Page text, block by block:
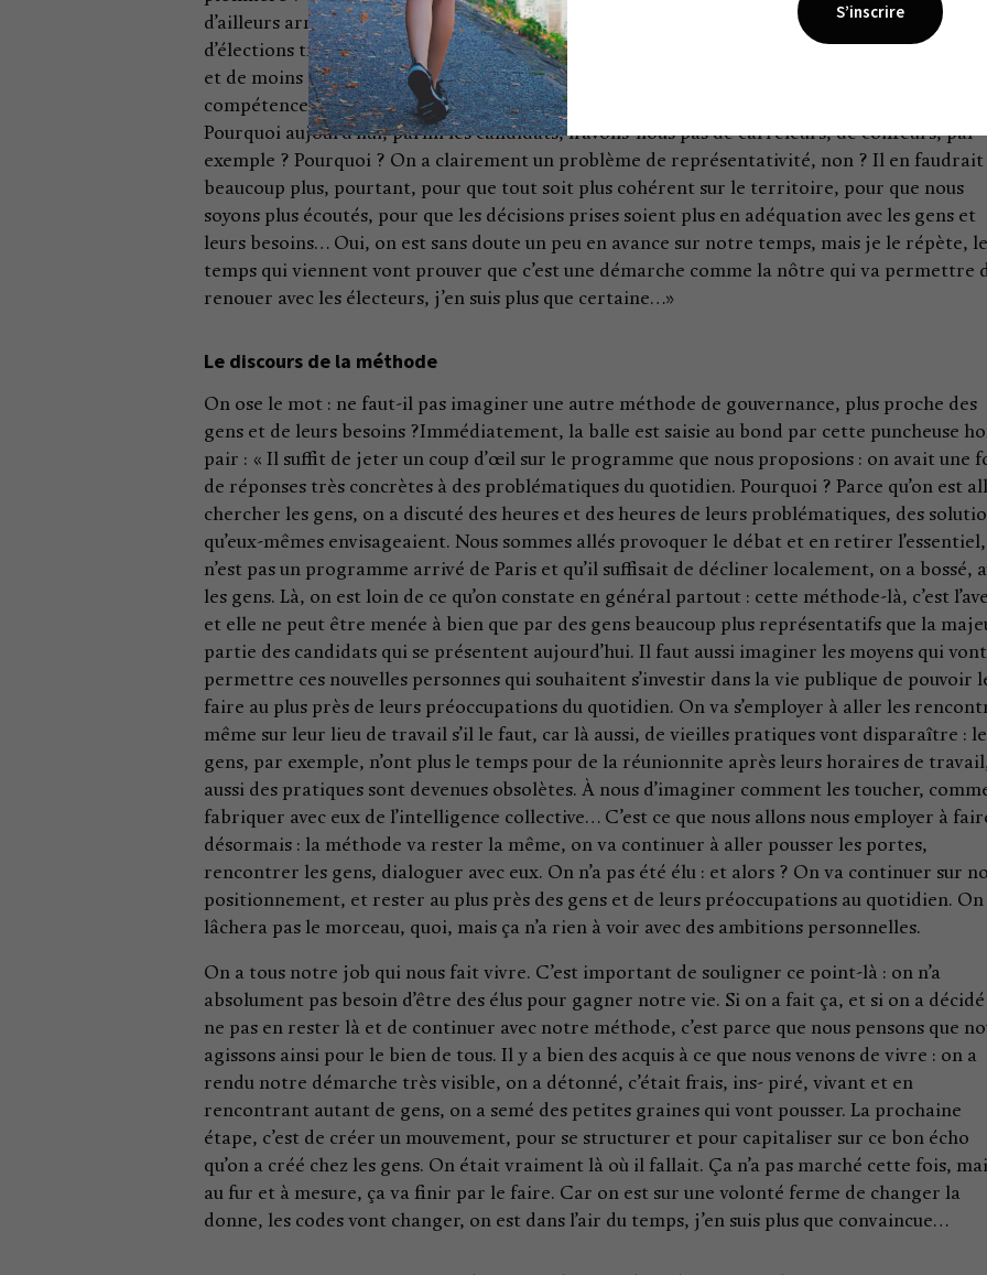
d’ailleurs arrivés un peu trop tôt, mais vous allez voir, je vous en fais le pari, dans ce genre
d’élections très locales, les gens vont faire de plus en plus confiance aux gens qui se
et de moins en moins regarder l’étiquette politique. Ils vont leur faire confiance pour leur
compétence, pour leur représentativité, pour ce qu’ils sont dans la vie de tous les jours.
Pourquoi aujourd’hui, parmi les candidats, n’avons-nous pas de carreleurs, de coiffeurs, par
exemple ? Pourquoi ? On a clairement un problème de représentativité, non ? Il en faudrait
beaucoup plus, pourtant, pour que tout soit plus cohérent sur le territoire, pour que nous
soyons plus écoutés, pour que les décisions prises soient plus en adéquation avec les gens et
leurs besoins… Oui, on est sans doute un peu en avance sur notre temps, mais je le répète,
temps qui viennent vont prouver que c’est une démarche comme la nôtre qui va permettre
renouer avec les électeurs, j’en suis plus que certaine…»
Le discours de la méthode
On ose le mot : ne faut-il pas imaginer une autre méthode de gouvernance, plus proche des
gens et de leurs besoins ?Immédiatement, la balle est saisie au bond par cette puncheuse
pair : « Il suffit de jeter un coup d’œil sur le programme que nous proposions : on avait une
de réponses très concrètes à des problématiques du quotidien. Pourquoi ? Parce qu’on est
chercher les gens, on a discuté des heures et des heures de leurs problématiques, des
qu’eux-mêmes envisageaient. Nous sommes allés provoquer le débat et en retirer l’essentiel,
n’est pas un programme arrivé de Paris et qu’il suffisait de décliner localement, on a bossé,
les gens. Là, on est loin de ce qu’on constate en général partout : cette méthode-là, c’est
et elle ne peut être menée à bien que par des gens beaucoup plus représentatifs que la
partie des candidats qui se présentent aujourd’hui. Il faut aussi imaginer les moyens qui vont
permettre ces nouvelles personnes qui souhaitent s’investir dans la vie publique de pouvoir
faire au plus près de leurs préoccupations du quotidien. On va s’employer à aller les
même sur leur lieu de travail s’il le faut, car là aussi, de vieilles pratiques vont disparaître :
gens, par exemple, n’ont plus le temps pour de la réunionnite après leurs horaires de
aussi des pratiques sont devenues obsolètes. À nous d’imaginer comment les toucher,
fabriquer avec eux de l’intelligence collective… C’est ce que nous allons nous employer à
désormais : la méthode va rester la même, on va continuer à aller pousser les portes,
rencontrer les gens, dialoguer avec eux. On n’a pas été élu : et alors ? On va continuer sur
positionnement, et rester au plus près des gens et de leurs préoccupations au quotidien. On
lâchera pas le morceau, quoi, mais ça n’a rien à voir avec des ambitions personnelles.
On a tous notre job qui nous fait vivre. C’est important de souligner ce point-là : on n’a
absolument pas besoin d’être des élus pour gagner notre vie. Si on a fait ça, et si on a décidé
ne pas en rester là et de continuer avec notre méthode, c’est parce que nous pensons que
agissons ainsi pour le bien de tous. Il y a bien des acquis à ce que nous venons de vivre : on a
rendu notre démarche très visible, on a détonné, c’était frais, ins- piré, vivant et en
rencontrant autant de gens, on a semé des petites graines qui vont pousser. La prochaine
étape, c’est de créer un mouvement, pour se structurer et pour capitaliser sur ce bon écho
qu’on a créé chez les gens. On était vraiment là où il fallait. Ça n’a pas marché cette fois,
au fur et à mesure, ça va finir par le faire. Car on est sur une volonté ferme de changer la
donne, les codes vont changer, on est dans l’air du temps, j’en suis plus que convaincue…